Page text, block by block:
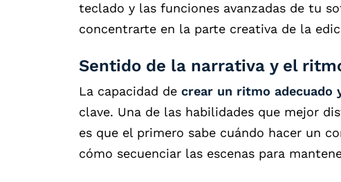
teclado y las funciones avanzadas de tu
concentrarte en la parte creativa de la
Sentido de la narrativa y el
La capacidad de crear un ritmo adecuado
clave. Una de las habilidades que mejor
es que el primero sabe cuándo hacer un
cómo secuenciar las escenas para